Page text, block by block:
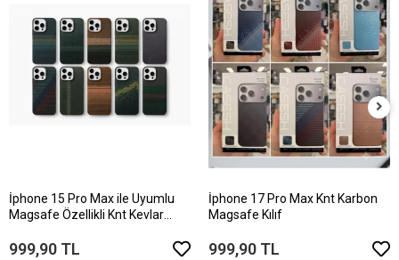
İphone 15 Pro Max ile Uyumlu
Magsafe Özellikli Knt Kevlar
999,90 TL
İphone 17 Pro Max Knt Karbon
Magsafe Kılıf
999,90 TL